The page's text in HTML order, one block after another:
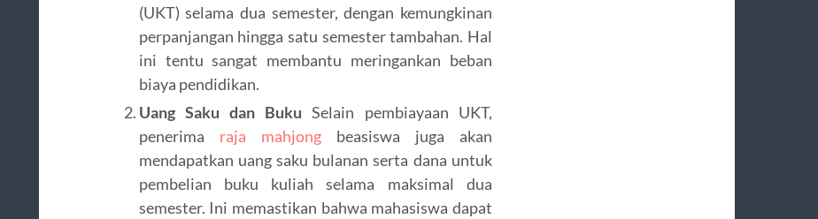
(UKT) selama dua semester, dengan kemungkinan
perpanjangan hingga satu semester tambahan. Hal
ini tentu sangat membantu meringankan beban
biaya pendidikan.
Uang Saku dan Buku Selain pembiayaan UKT,
penerima raja mahjongbeasiswa juga akan
mendapatkan uang saku bulanan serta dana untuk
pembelian buku kuliah selama maksimal dua
semester. Ini memastikan bahwa mahasiswa dapat